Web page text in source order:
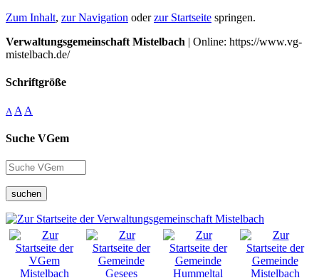
Zum Inhalt, zur Navigation oderzur Startseite springen.
Verwaltungsgemeinschaft Mistelbach | Online: https://www.vg-
mistelbach.de/
Schriftgröße
A A A
Suche VGem
suchen